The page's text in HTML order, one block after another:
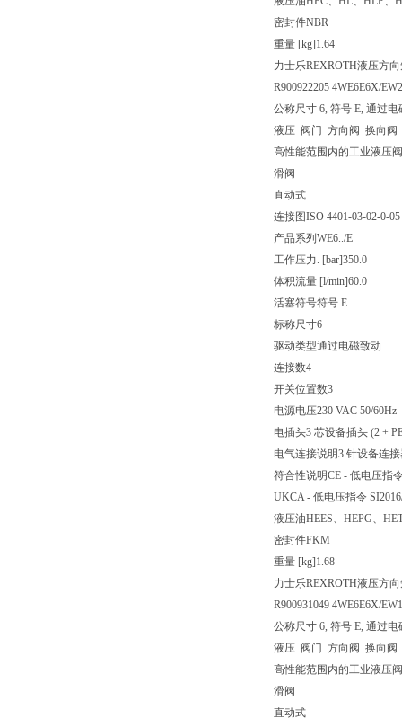
密封件NBR
重量 [kg]1.64
力士乐REXROTH液压方
R900922205 4WE6E6X/
公称尺寸 6, 符号 E, 通过电
液压 阀门 方向阀 换向阀
高性能范围内的工业液压
滑阀
直动式
连接图ISO 4401-03-02-0-05
产品系列 WE6../E
工作压力. [bar]350.0
体积流量 [l/min]60.0
活塞符号符号 E
标称尺寸6
驱动类型通过电磁致动
连接数4
开关位置数3
电源电压230 VAC 50/60Hz
电插头3 芯设备插头 (2 +
电气连接说明3 针设备连接
符合性说明CE - 低电压指
UKCA - 低电压指令
液压油HEES、HEPG、
密封件FKM
重量 [kg]1.68
力士乐REXROTH液压方
R900931049 4WE6E6X/
公称尺寸 6, 符号 E, 通过
液压 阀门 方向阀 换向阀
高性能范围内的工业液压
滑阀
直动式